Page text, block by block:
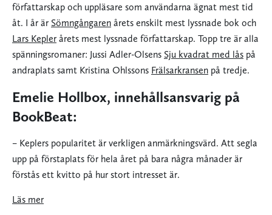
författarskap och uppläsare som användarna ägnat mest tid
åt. I år är Sömngångaren årets enskilt mest lyssnade bok och
Lars Kepler årets mest lyssnade författarskap. Topp tre är alla
spänningsromaner: Jussi Adler-Olsens Sju kvadrat med lås på
andraplats samt Kristina Ohlssons Frälsarkransen på tredje.
Emelie Hollbox, innehållsansvarig på
BookBeat:
– Keplers popularitet är verkligen anmärkningsvärd. Att segla
upp på förstaplats för hela året på bara några månader är
förstås ett kvitto på hur stort intresset är.
Läs mer